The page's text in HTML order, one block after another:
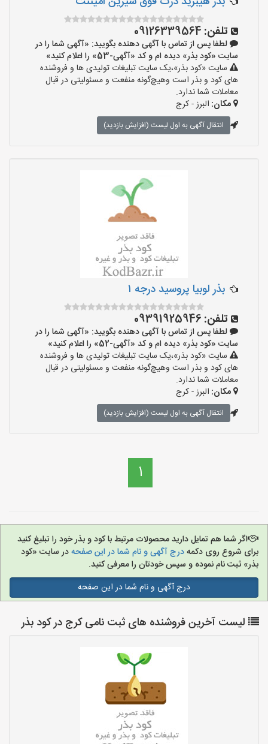
تلفن: 09126339564
لطفا پس از تماس با آگهی دهنده بگویید: «آگهی شما را در
سایت «کود بذر» دیده ام و کد «آگهی-53» را اعلام کنید»
سایت «کود بذر»،یک سایت تبلیغات تولیدی ها و فروشنده
های کود و بذر است وهیچ‌گونه منفعت و مسئولیتی در قبال
معاملات شما ندارد.
مکان: البرز - کرج
انتقال آگهی به اول لیست (افزایش بازدید)
بذر لوبیا پروسید درجه ۱
تلفن: 09391925946
لطفا پس از تماس با آگهی دهنده بگویید: «آگهی شما را در
سایت «کود بذر» دیده ام و کد «آگهی-52» را اعلام کنید»
سایت «کود بذر»،یک سایت تبلیغات تولیدی ها و فروشنده
های کود و بذر است وهیچ‌گونه منفعت و مسئولیتی در قبال
معاملات شما ندارد.
مکان: البرز - کرج
انتقال آگهی به اول لیست (افزایش بازدید)
1
اگر شما هم تمایل دارید محصولات مرتبط با کود و بذر خود را تبلیغ کنید
برای شروع روی دکمهدرج آگهی و نام شما در این صفحهدر سایت «کود
بذر» ثبت نام نموده و سپس خودتان را معرفی کنید.
درج آگهی و نام شما در این صفحه
لیست آخرین فروشنده های ثبت نامی کرج در کود بذر